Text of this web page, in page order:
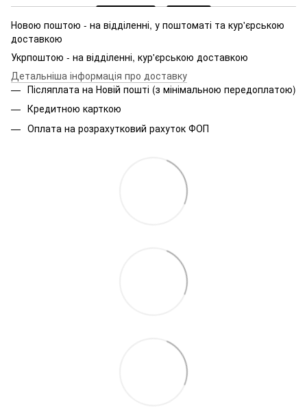
Новою поштою - на відділенні, у поштоматі та кур'єрською
доставкою
Укрпоштою - на відділенні, кур'єрською доставкою
Детальніша інформація про доставку
Післяплата на Новій пошті (з мінімальною передоплатою)
Кредитною карткою
Оплата на розрахутковий рахуток ФОП